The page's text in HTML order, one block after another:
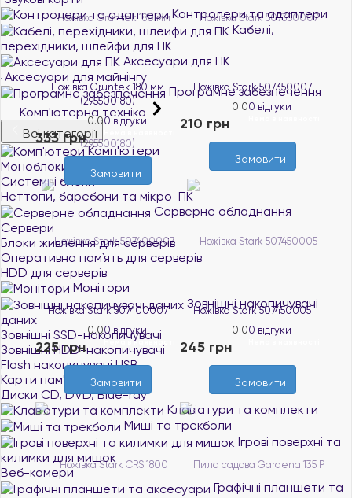
Контролери та адаптери
Кабелі,
перехідники, шлейфи для ПК
Аксесуари для ПК
Аксесуари для майнінгу
Програмне забезпечення
Комп'ютерна техніка
Всі категорії
Комп'ютери
Моноблоки
Системні блоки
Неттопи, баребони та мікро-ПК
Серверне обладнання
Сервери
Блоки живлення для серверів
Оперативна пам`ять для серверів
HDD для серверів
Монітори
Зовнішні накопичувачі
даних
Зовнішні SSD-накопичувачі
Зовнішні HDD-накопичувачі
Flash накопичувачі USB
Карти пам'яті
Диски CD, DVD, Blue-ray
Клавіатури та комплекти
Миші та трекболи
Ігрові поверхні та
килимки для мишок
Веб-камери
Графічні планшети та
Ножівка Gruntek 180 мм
(295500180)
0.00 відгуки
333 грн
Замовити
Ножівка Stark 507350007
0.00 відгуки
210 грн
Замовити
Ножівка Stark 507400007
0.00 відгуки
Нема в наявності
225 грн
Замовити
Ножівка Stark 507450005
0.00 відгуки
245 грн
Замовити